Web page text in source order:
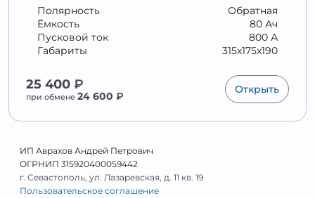
Обратная
Полярность
80 Ач
Ёмкость
800 А
Пусковой ток
315x175x190
Габариты
25 400 ₽
при обмене 24 600 ₽
Открыть
ИП Аврахов Андрей Петрович
ОГРНИП 315920400059442
г. Севастополь, ул. Лазаревская, д. 11 кв. 19
Пользовательское соглашение